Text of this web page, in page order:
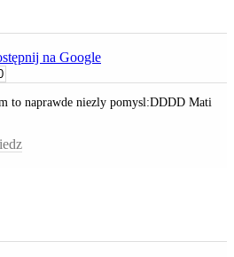
na Google
to naprawde niezly pomysl:DDDD Mati